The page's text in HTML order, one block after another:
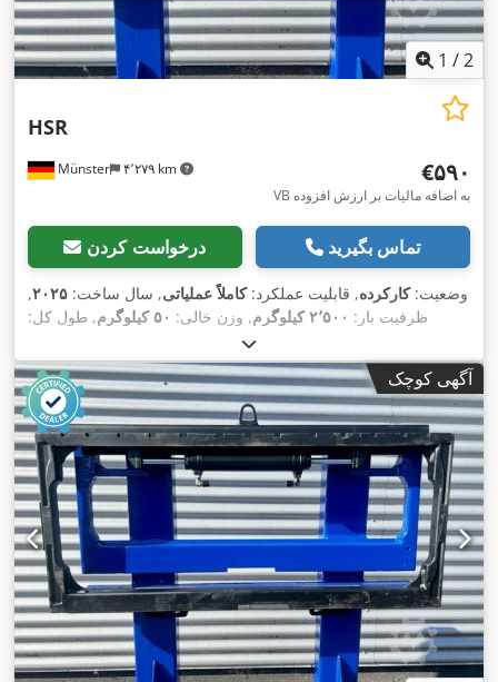
1 /2
Münster ۴٬۲۷۹ km
HSR
‎€۵۹۰
VB به اضافه مالیات بر ارزش افزوده
درخواست کردن تماس بگیرید
وضعیت:کارکرده, قابلیت عملکرد:کاملاً عملیاتی, سال ساخت: ۲۰۲۵,
ظرفیت بار: ۲٬۵۰۰ کیلوگرم , وزن خالی: ۵۰ کیلوگرم
, طول کل:
آگهی کوچک